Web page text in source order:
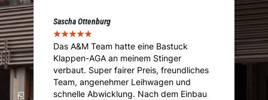
Sascha Ottenburg
★★★★★
Das A&M Team hatte eine Bastuck
Klappen-AGA an meinem Stinger
verbaut. Super fairer Preis, freundliches
Team, angenehmer Leihwagen und
schnelle Abwicklung. Nach dem Einbau
★